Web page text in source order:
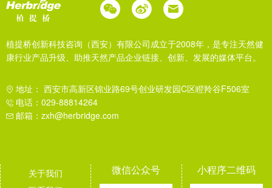
植提桥创新科技咨询（西安）有限公司成立于2008年，是专注天然健
康行业产品升级、助推天然产品企业链接、创新、发展的媒体平台。
地址： 西安市高新区锦业路69号创业研发园C区瞪羚谷F506室
电话：029-88814264
邮箱：zxh@herbridge.com
关于我们
微信公众号 小程序二维码